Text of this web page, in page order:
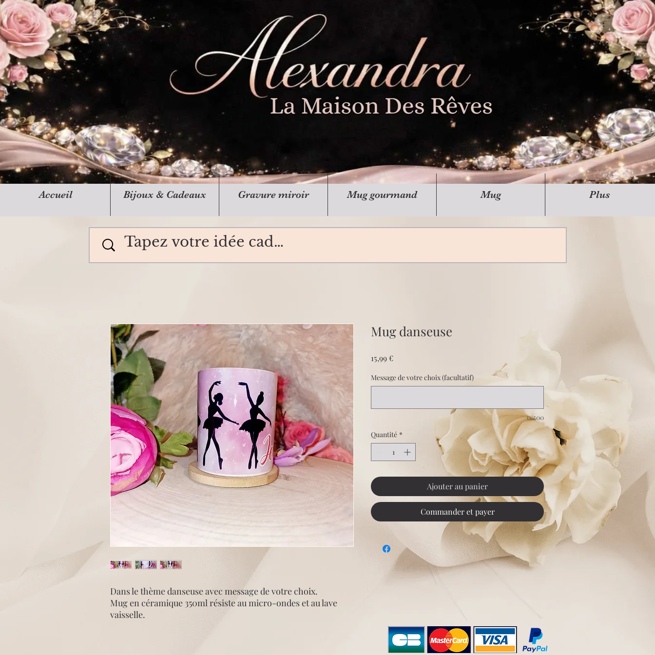
Accueil Bijoux & Cadeaux Gravure miroir Mug gourmand Mug Plus
Dans le thème danseuse avec message de votre choix.
Mug en céramique 350ml résiste au micro-ondes et au lave
vaisselle.
Mug danseuse
15,99 €Prix
Message de votre choix (facultatif)
0/500
Quantité *
Ajouter au panier
Commander et payer